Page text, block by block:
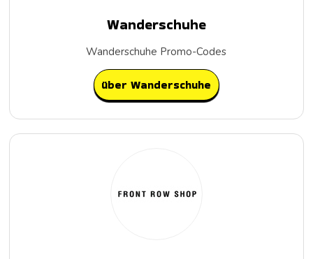
Wanderschuhe
Wanderschuhe Promo-Codes
über Wanderschuhe